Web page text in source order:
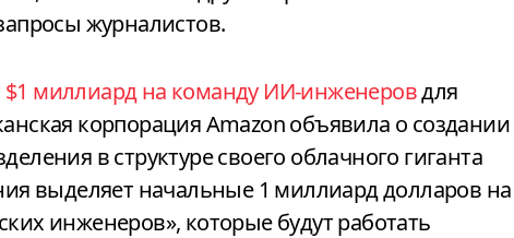
журналистов.
миллиард на команду ИИ-инженеровдля
корпорация Amazon объявила о создании
в структуре своего облачного гиганта
выделяет начальные 1 миллиард долларов на
инженеров», которые будут работать